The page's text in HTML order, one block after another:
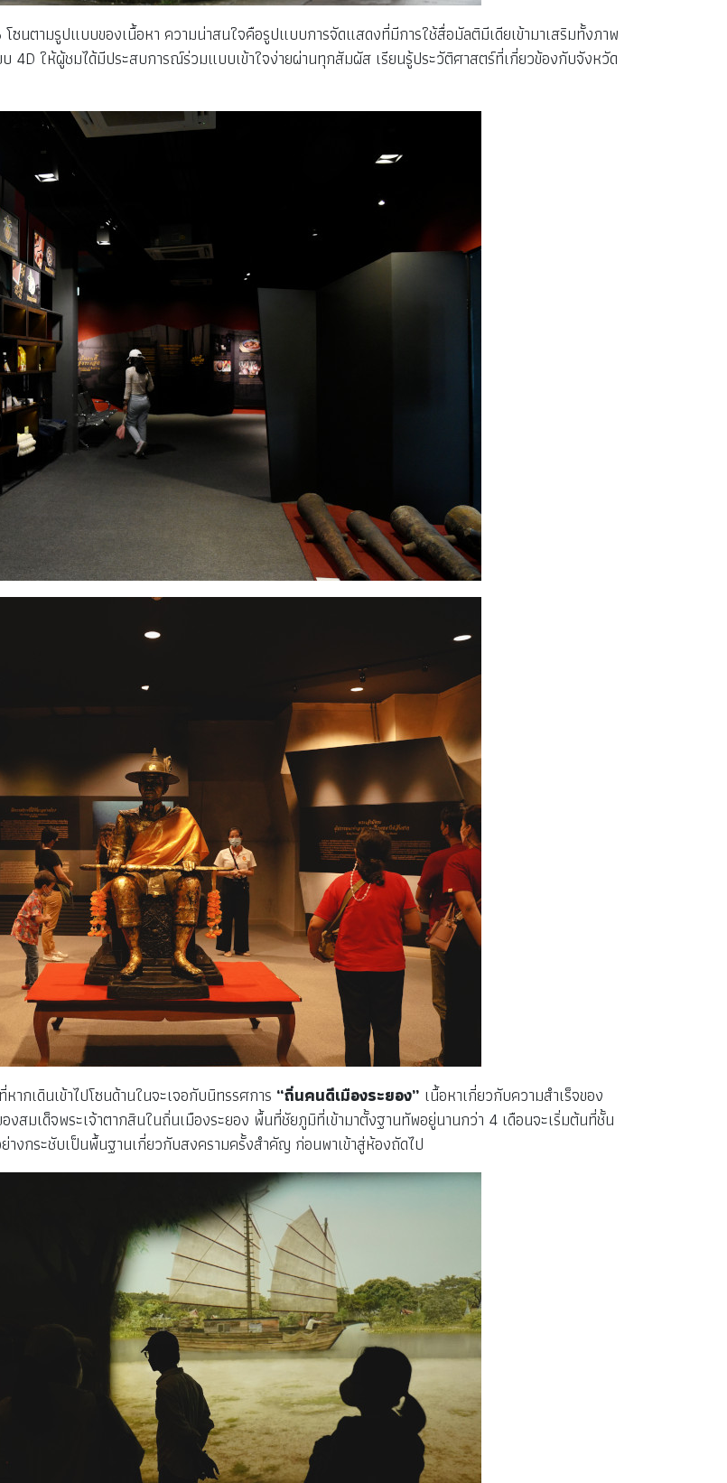
ตามรูปแบบของเนื้อหา ความน่าสนใจคือรูปแบบการจัดแสดงที่มีการใช้สื่อมัลติมีเดียเข้ามาเสริมทั้งภาพ
4D ให้ผู้ชมได้มีประสบการณ์ร่วมแบบเข้าใจง่ายผ่านทุกสัมผัส เรียนรู้ประวัติศาสตร์ที่เกี่ยวข้องกับจังหวัด
กเดินเข้าไปโซนด้านในจะเจอกับนิทรรศการ “ถิ่นคนดีเมืองระยอง” เนื้อหาเกี่ยวกับความสำเร็จของ
สมเด็จพระเจ้าตากสินในถิ่นเมืองระยอง พื้นที่ชัยภูมิที่เข้ามาตั้งฐานทัพอยู่นานกว่า 4 เดือนจะเริ่มต้นที่ชั้น
างกระชับเป็นพื้นฐานเกี่ยวกับสงครามครั้งสำคัญ ก่อนพาเข้าสู่ห้องถัดไป